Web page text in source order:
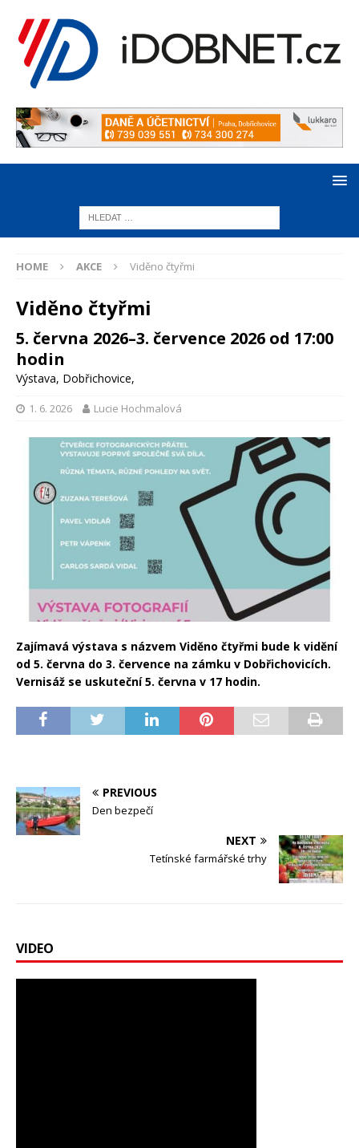
HOME AKCE Viděno čtyřmi
Viděno čtyřmi
5. června 2026–3. července 2026 od 17:00
hodin
Výstava, Dobřichovice,
1. 6. 2026 Lucie Hochmalová
Zajímavá výstava s názvem Viděno čtyřmi bude k vidění
od 5. června do 3. července na zámku v Dobřichovicích.
Vernisáž se uskuteční 5. června v 17 hodin.
PREVIOUS
Den bezpečí
NEXT
Tetínské farmářské trhy
VIDEO